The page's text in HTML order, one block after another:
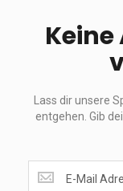
Lass dir unsere
entgehen. Gib
dir